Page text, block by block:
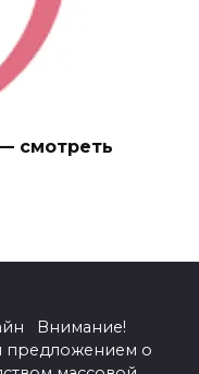
смотреть
Внимание!
предложением о